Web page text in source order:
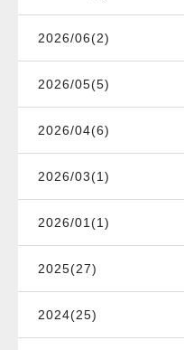
2026/06(2)
2026/05(5)
2026/04(6)
2026/03(1)
2026/01(1)
2025(27)
2024(25)